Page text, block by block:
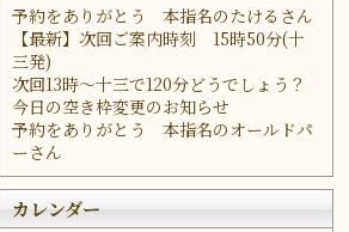
予約をありがとう 本指名のたけるさん
【最新】次回ご案内時刻 15時50分(十
三発)
次回13時～十三で120分どうでしょう？
今日の空き枠変更のお知らせ
予約をありがとう 本指名のオールドパ
ーさん
カレンダー